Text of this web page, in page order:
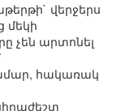
վերջերս
մեկի
չեն արտոնել
հակառակ